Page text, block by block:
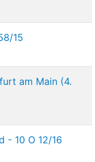
15
am Main (4.
- 10 O 12/16